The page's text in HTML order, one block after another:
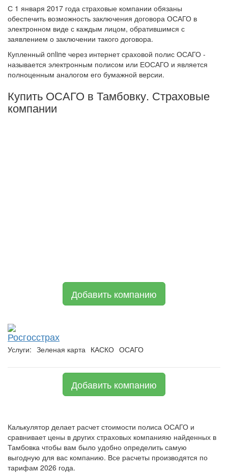
С 1 января 2017 года страховые компании обязаны
обеспечить возможность заключения договора ОСАГО в
электронном виде с каждым лицом, обратившимся с
заявлением о заключении такого договора.
Купленный online через интернет сраховой полис ОСАГО -
называется электронным полисом или ЕОСАГО и является
полноценным аналогом его бумажной версии.
Купить ОСАГО в Тамбовку. Страховые
компании
Добавить компанию
Росгосстрах
Услуги: Зеленая карта КАСКО ОСАГО
Добавить компанию
Калькулятор делает расчет стоимости полиса ОСАГО и
сравнивает цены в других страховых компанияю найденных в
Тамбовка чтобы вам было удобно определить самую
выгодную для вас компанию. Все расчеты производятся по
тарифам 2026 года.